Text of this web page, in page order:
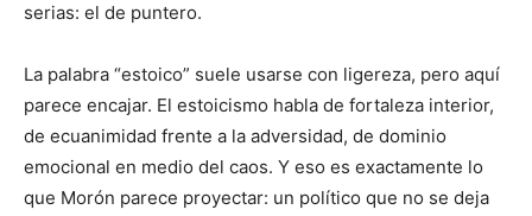
serias: el de puntero.
La palabra “estoico” suele usarse con ligereza, pero aquí
parece encajar. El estoicismo habla de fortaleza interior,
de ecuanimidad frente a la adversidad, de dominio
emocional en medio del caos. Y eso es exactamente lo
que Morón parece proyectar: un político que no se deja